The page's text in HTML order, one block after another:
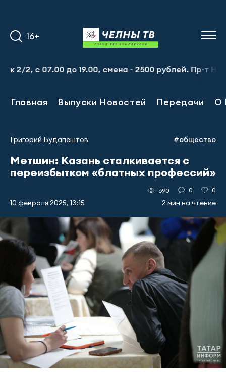
16+
07.00 до 19.00, смена - 2500 рублей. Пр-т
Главная Выпуски Новостей Передачи О
Григорий Будапештов #общество
Метшин: Казань сталкивается с
переизбытком «блатных профессий»
10 февраля 2025, 13:15
690 0 0
2 мин на чтение